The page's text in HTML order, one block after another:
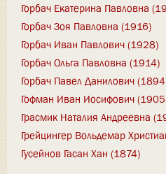
Горбач Екатерина Павловна
Горбач Зоя Павловна (1916)
Горбач Иван Павлович (1928)
Горбач Ольга Павловна (1914)
Горбач Павел Данилович
Гофман Иван Иосифович
Грасмик Наталия Андреевна
Грейцингер Вольдемар
Гусейнов Гасан Хан (1874)